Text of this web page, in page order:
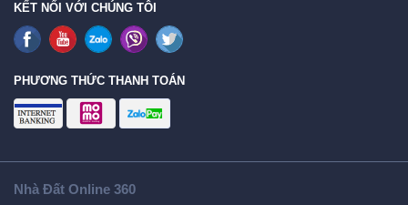
KẾT NỐI VỚI CHÚNG TÔI
PHƯƠNG THỨC THANH TOÁN
Nhà Đất Online 360